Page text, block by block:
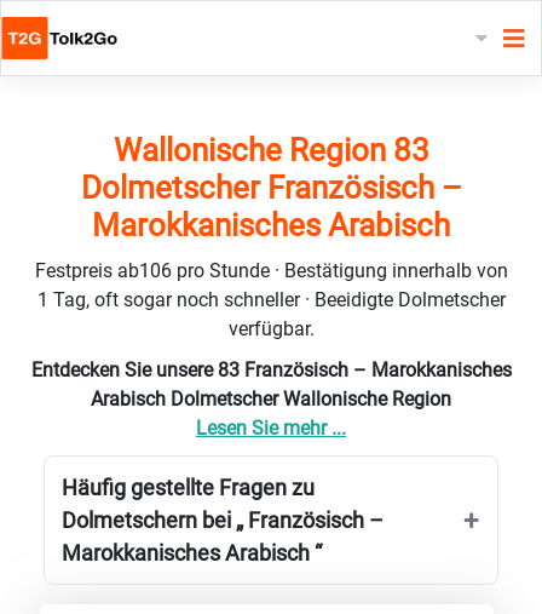
Wallonische Region 83
Dolmetscher Französisch –
Marokkanisches Arabisch
Festpreis ab106 pro Stunde · Bestätigung innerhalb von
1 Tag, oft sogar noch schneller · Beeidigte Dolmetscher
verfügbar.
Entdecken Sie unsere 83 Französisch – Marokkanisches
Arabisch Dolmetscher Wallonische Region
Lesen Sie mehr ...
Häufig gestellte Fragen zu
Dolmetschern bei „ Französisch –
Marokkanisches Arabisch “